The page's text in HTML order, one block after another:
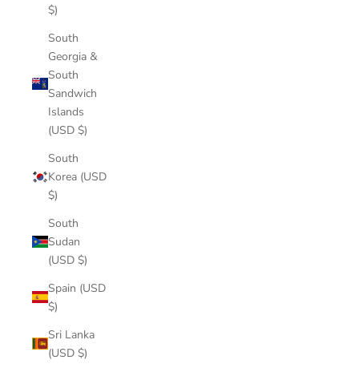
$)
South
Georgia &
South
Sandwich
Islands
(USD $)
South
Korea (USD
$)
South
Sudan
(USD $)
Spain (USD
$)
Sri Lanka
(USD $)